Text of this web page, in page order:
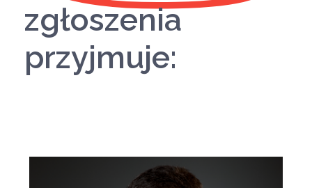
zgłoszenia
przyjmuje: